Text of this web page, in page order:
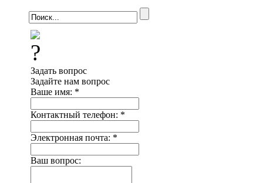
Задать вопрос
Задайте нам вопрос
Ваше имя: *
Контактный телефон: *
Электронная почта: *
Ваш вопрос: